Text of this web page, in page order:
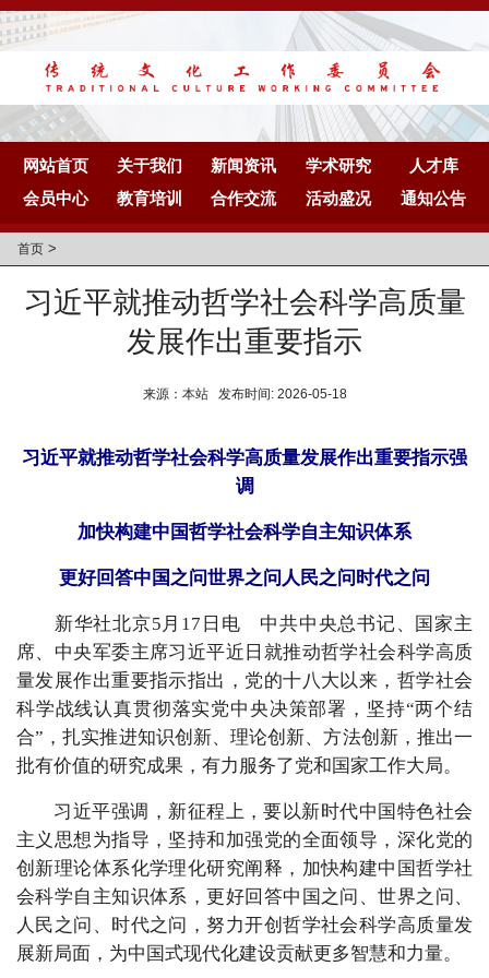
网站首页 关于我们 新闻资讯 学术研究
人才库
会员中心
教育培训 合作交流 活动盛况 通知公告
首页 >
习近平就推动哲学社会科学高质量
发展作出重要指示
来源：本站 发布时间: 2026-05-18
习近平就推动哲学社会科学高质量发展作出重要指示强
调
加快构建中国哲学社会科学自主知识体系
更好回答中国之问世界之问人民之问时代之问
新华社北京5月17日电 中共中央总书记、国家主
席、中央军委主席习近平近日就推动哲学社会科学高质
量发展作出重要指示指出，党的十八大以来，哲学社会
科学战线认真贯彻落实党中央决策部署，坚持“两个结
合”，扎实推进知识创新、理论创新、方法创新，推出一
批有价值的研究成果，有力服务了党和国家工作大局。
习近平强调，新征程上，要以新时代中国特色社会
主义思想为指导，坚持和加强党的全面领导，深化党的
创新理论体系化学理化研究阐释，加快构建中国哲学社
会科学自主知识体系，更好回答中国之问、世界之问、
人民之问、时代之问，努力开创哲学社会科学高质量发
展新局面，为中国式现代化建设贡献更多智慧和力量。